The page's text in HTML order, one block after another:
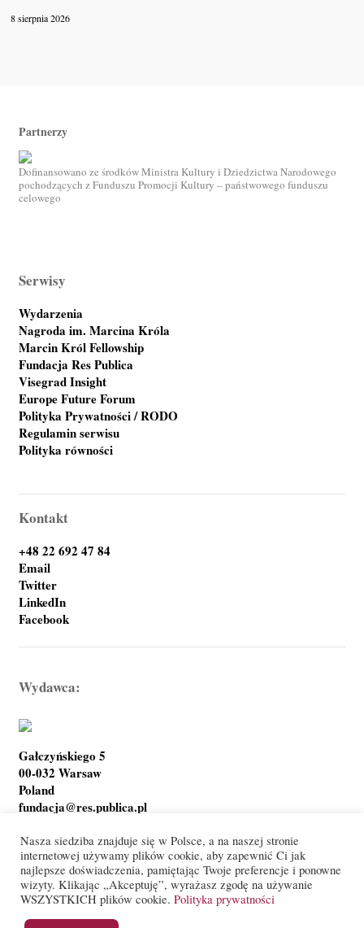
8 sierpnia 2026
Partnerzy
Dofinansowano ze środków Ministra Kultury i Dziedzictwa Narodowego
pochodzących z Funduszu Promocji Kultury – państwowego funduszu
celowego
Serwisy
Wydarzenia
Nagroda im. Marcina Króla
Marcin Król Fellowship
Fundacja Res Publica
Visegrad Insight
Europe Future Forum
Polityka Prywatności / RODO
Regulamin serwisu
Polityka równości
Kontakt
+48 22 692 47 84
Email
Twitter
LinkedIn
Facebook
Wydawca:
Gałczyńskiego 5
00-032 Warsaw
Poland
fundacja@res.publica.pl
© Res Publica Foundation
Polityka prywatności Warunki korzystania
Nasza siedziba znajduje się w Polsce, a na naszej stronie
internetowej używamy plików cookie, aby zapewnić Ci jak
najlepsze doświadczenia, pamiętając Twoje preferencje i ponowne
wizyty. Klikając „Akceptuję”, wyrażasz zgodę na używanie
WSZYSTKICH plików cookie. Polityka prywatności